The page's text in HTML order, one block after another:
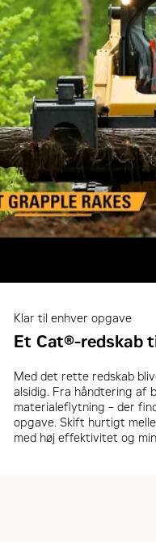
Klar til enhver opgave
Et Cat®-redskab
Med det rette redskab
alsidig. Fra håndtering af
materialeflytning – der
opgave. Skift hurtigt
med høj effektivitet og